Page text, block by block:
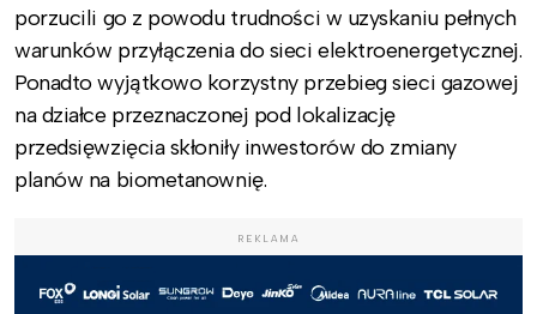
porzucili go z powodu trudności w uzyskaniu pełnych
warunków przyłączenia do sieci elektroenergetycznej.
Ponadto wyjątkowo korzystny przebieg sieci gazowej
na działce przeznaczonej pod lokalizację
przedsięwzięcia skłoniły inwestorów do zmiany
planów na biometanownię.
REKLAMA